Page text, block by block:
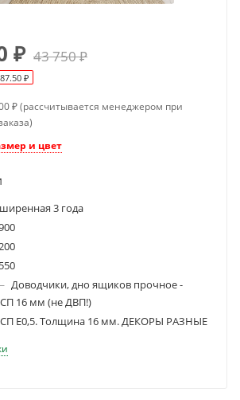
₽ 43 750₽
₽
₽ (рассчитывается менеджером при
и цвет
3 года
550
Доводчики, дно ящиков прочное -
16 мм (не ДВП!)
Е0,5. Толщина 16 мм. ДЕКОРЫ РАЗНЫЕ